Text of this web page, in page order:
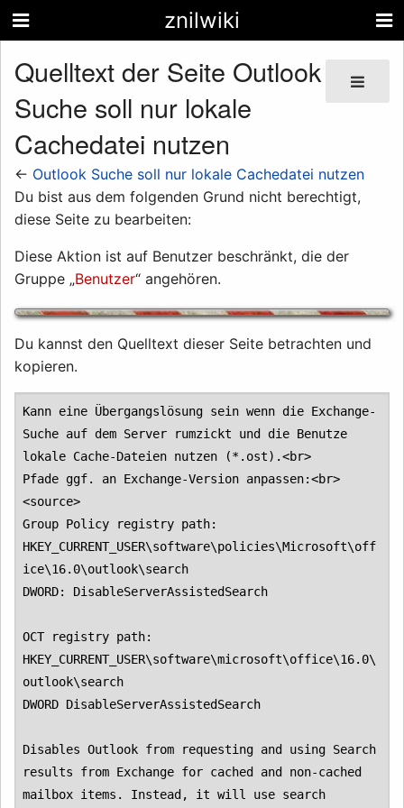
znilwiki
Quelltext der Seite Outlook
Suche soll nur lokale
Cachedatei nutzen
← Outlook Suche soll nur lokale Cachedatei nutzen
Du bist aus dem folgenden Grund nicht berechtigt,
diese Seite zu bearbeiten:
Diese Aktion ist auf Benutzer beschränkt, die der
Gruppe „Benutzer“ angehören.
Du kannst den Quelltext dieser Seite betrachten und
kopieren.